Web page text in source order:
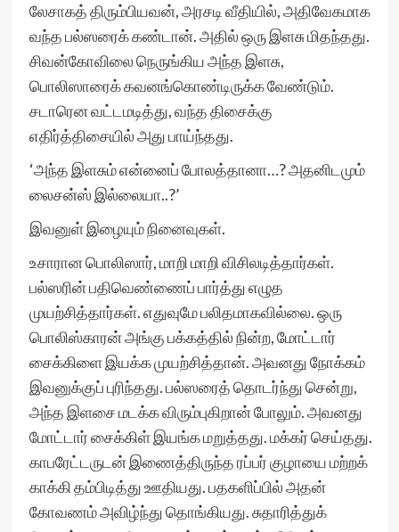
லேசாகத் திரும்பியவன், அரசடி வீதியில், அதிவேகமாக
வந்த பல்ஸரைக் கண்டான். அதில் ஒரு இளசு மிதந்தது.
சிவன்கோவிலை நெருங்கிய அந்த இளசு,
பொலிஸாரைக் கவனங்கொண்டிருக்க வேண்டும்.
சடாரென வட்டமடித்து, வந்த திசைக்கு
எதிர்த்திசையில் அது பாய்ந்தது.
‘அந்த இளசும் என்னைப் போலத்தானா…? அதனிடமும்
லைசன்ஸ் இல்லையா..?’
இவனுள் இழையும் நினைவுகள்.
உசாரான பொலிஸார், மாறி மாறி விசிலடித்தார்கள்.
பல்ஸரின் பதிவெண்ணைப் பார்த்து எழுத
முயற்சித்தார்கள். எதுவுமே பலிதமாகவில்லை. ஒரு
பொலிஸ்காரன் அங்கு பக்கத்தில் நின்ற, மோட்டார்
சைக்கிளை இயக்க முயற்சித்தான். அவனது நோக்கம்
இவனுக்குப் புரிந்தது. பல்ஸரைத் தொடர்ந்து சென்று,
அந்த இளசை மடக்க விரும்புகிறான் போலும். அவனது
மோட்டார் சைக்கிள் இயங்க மறுத்தது. மக்கர் செய்தது.
காபரேட்டருடன் இணைத்திருந்த ரப்பர் குழாயை மற்றக்
காக்கி தம்பிடித்து ஊதியது. பதகளிப்பில் அதன்
கோவணம் அவிழ்ந்து தொங்கியது. சுதாரித்துக்